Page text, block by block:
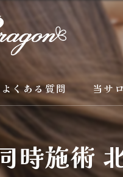
よくある質問 当サ
京都
カラー
時施術